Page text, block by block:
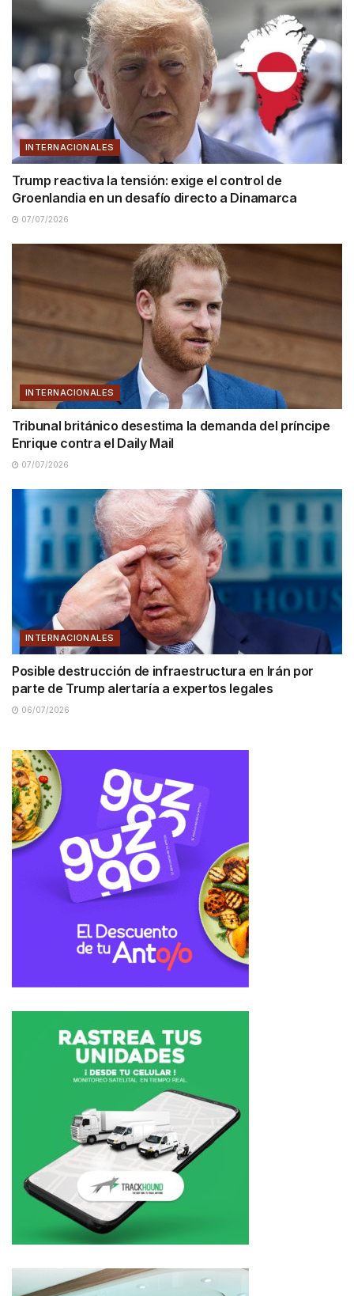
INTERNACIONALES
Trump reactiva la tensión: exige el control de
Groenlandia en un desafío directo a Dinamarca
07/07/2026
INTERNACIONALES
Tribunal británico desestima la demanda del príncipe
Enrique contra el Daily Mail
07/07/2026
INTERNACIONALES
Posible destrucción de infraestructura en Irán por
parte de Trump alertaría a expertos legales
06/07/2026